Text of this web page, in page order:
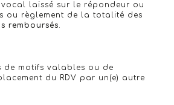
vocal laissé sur le répondeur ou
ou règlement de la totalité des
remboursés.
de motifs valables ou de
du RDV par un(e) autre